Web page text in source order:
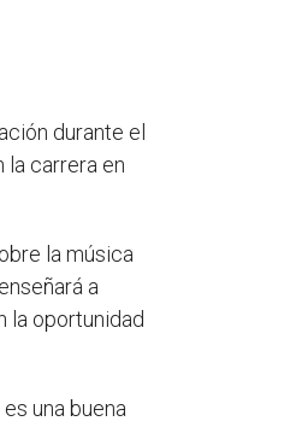
durante el
la carrera en
la música
a
la oportunidad
una buena